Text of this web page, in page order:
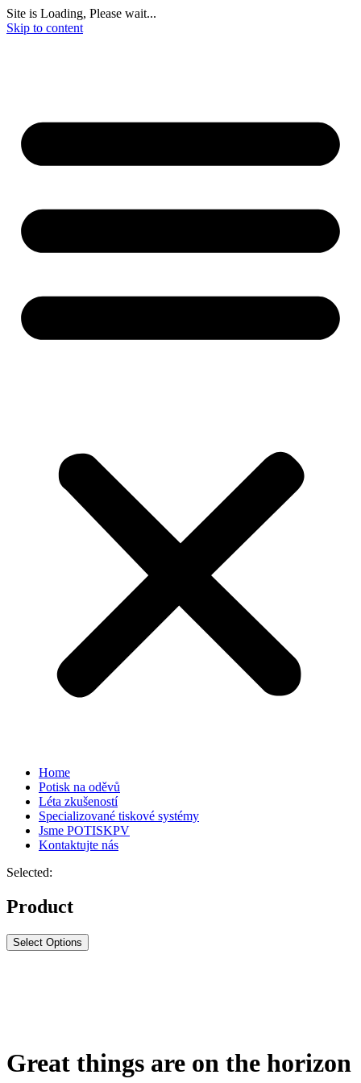
Site is Loading, Please wait...
Skip to content
Home
Potisk na oděvů
Léta zkušeností
Specializované tiskové systémy
Jsme POTISKPV
Kontaktujte nás
Selected:
Product
Select Options
Great things are on the horizon